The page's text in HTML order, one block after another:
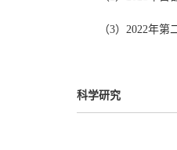
（3）2022年
科学研究